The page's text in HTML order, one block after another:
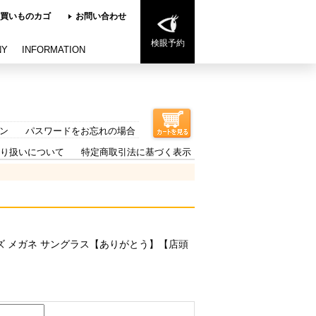
いものカゴ お問い合わせ
検眼予約
INFORMATION
パスワードをお忘れの場合
扱いについて 特定商取引法に基づく表示
メガネ サングラス【ありがとう】【店頭